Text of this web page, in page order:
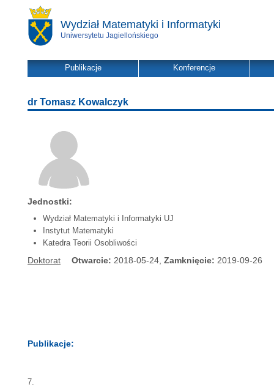
Wydział Matematyki i Informatyki
Uniwersytetu Jagiellońskiego
Publikacje Konferencje
dr Tomasz Kowalczyk
Jednostki:
Wydział Matematyki i Informatyki UJ
Instytut Matematyki
Katedra Teorii Osobliwości
Doktorat Otwarcie: 2018-05-24, Zamknięcie: 2019-09-26
Publikacje:
7.